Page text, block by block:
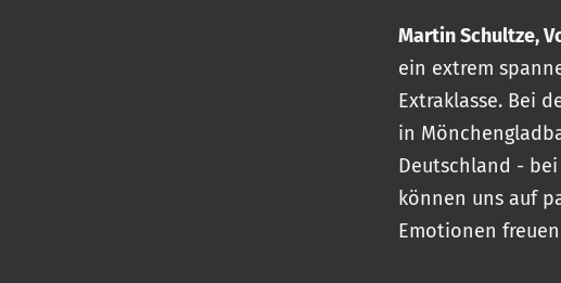
Martin Schultze,
ein extrem
Extraklasse. Bei
in
Deutschland -
können uns auf
Emotionen